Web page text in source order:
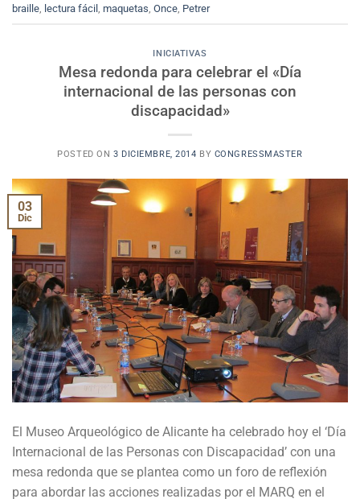
braille, lectura fácil , maquetas, Once, Petrer
INICIATIVAS
Mesa redonda para celebrar el «Día
internacional de las personas con
discapacidad»
POSTED ON 3 DICIEMBRE, 2014 BY CONGRESSMASTER
03
Dic
El Museo Arqueológico de Alicante ha celebrado hoy el ‘Día
Internacional de las Personas con Discapacidad’ con una
mesa redonda que se plantea como un foro de reflexión
para abordar las acciones realizadas por el MARQ en el